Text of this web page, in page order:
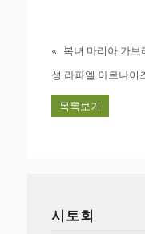
«
성 라파엘 아르나
목록보기
시토회